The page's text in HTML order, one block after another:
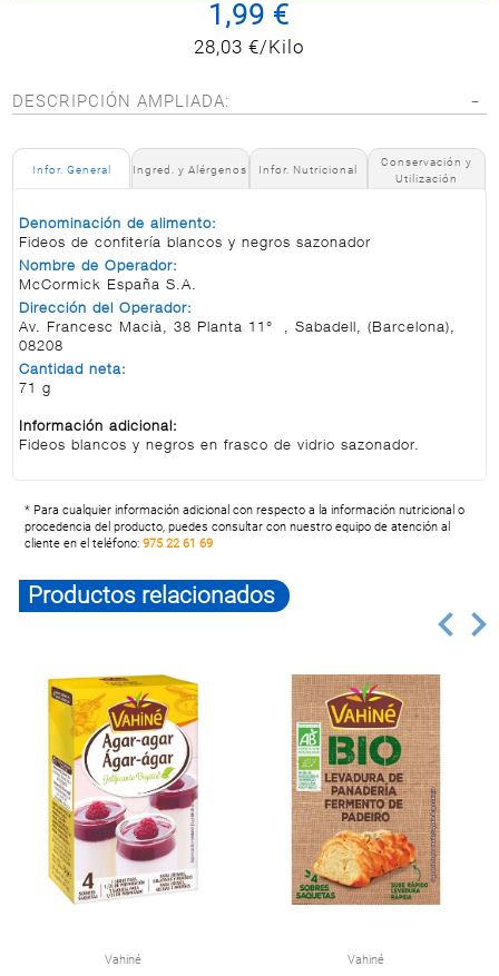
1,99 €
28,03 €/Kilo
DESCRIPCIÓN AMPLIADA:
Infor. General Ingred. y Alérgenos Infor. Nutricional
Conservación y
Utilización
Denominación de alimento:
Fideos de confitería blancos y negros sazonador
Nombre de Operador:
McCormick España S.A.
Dirección del Operador:
Av. Francesc Macià, 38 Planta 11° , Sabadell, (Barcelona),
08208
Cantidad neta:
71 g
Información adicional:
Fideos blancos y negros en frasco de vidrio sazonador.
* Para cualquier información adicional con respecto a la información nutricional o
procedencia del producto, puedes consultar con nuestro equipo de atención al
cliente en el teléfono:975 22 61 69
Productos relacionados
Vahiné Vahiné